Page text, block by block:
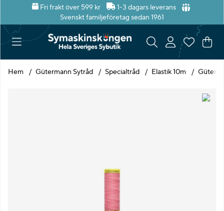
Fri frakt över 599 kr
1-3 dagars leverans
Svenskt familjeföretag sedan 1961
.
Hem Gütermann Sytråd Specialtråd Elastik 10m